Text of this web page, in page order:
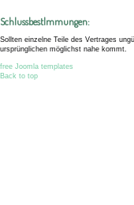
Schlussbestlmmungen:
Sollten einzelne Teile des Vertrages
ursprünglichen möglichst nahe kommt.
free Joomla templates
Back to top